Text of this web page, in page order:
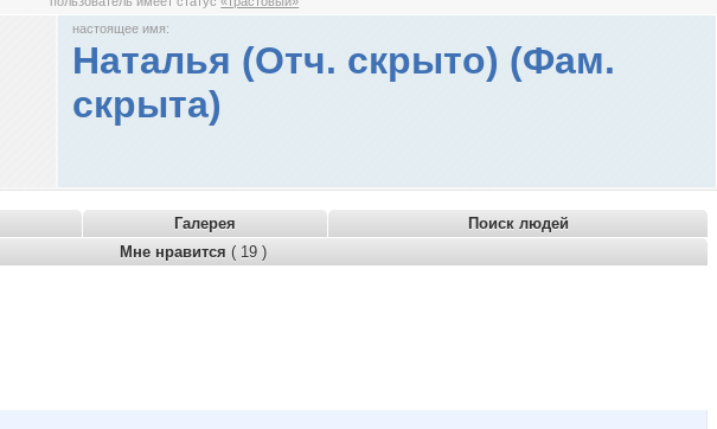
настоящее имя:
Наталья (Отч. скрыто) (Фам.
скрыта)
Галерея
Поиск людей
Мне нравится ( 19 )